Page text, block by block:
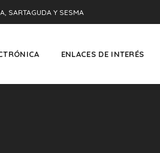
SARTAGUDA Y SESMA
ENLACES DE INTERÉS